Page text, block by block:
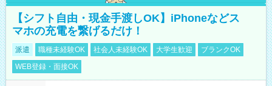
【シフト自由・現金手渡しOK】iPhoneなどス
マホの充電を繋げるだけ！
派遣 職種未経験OK 社会人未経験OK 大学生歓迎
ブランクOK
WEB登録・面接OK